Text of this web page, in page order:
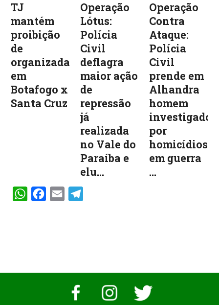
TJ
mantém
proibição
de
organizadas
em
Botafogo x
Santa Cruz
Operação
Lótus:
Polícia
Civil
deflagra
maior ação
de
repressão
já
realizada
no Vale do
Paraíba e
elu...
Operação
Contra
Ataque:
Polícia
Civil
prende em
Alhandra
homem
investigado
por
homicídios
em guerra
...
WhatsAppFacebook
Email